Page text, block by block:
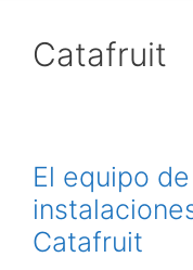
Catafruit
El equipo
Catafruit